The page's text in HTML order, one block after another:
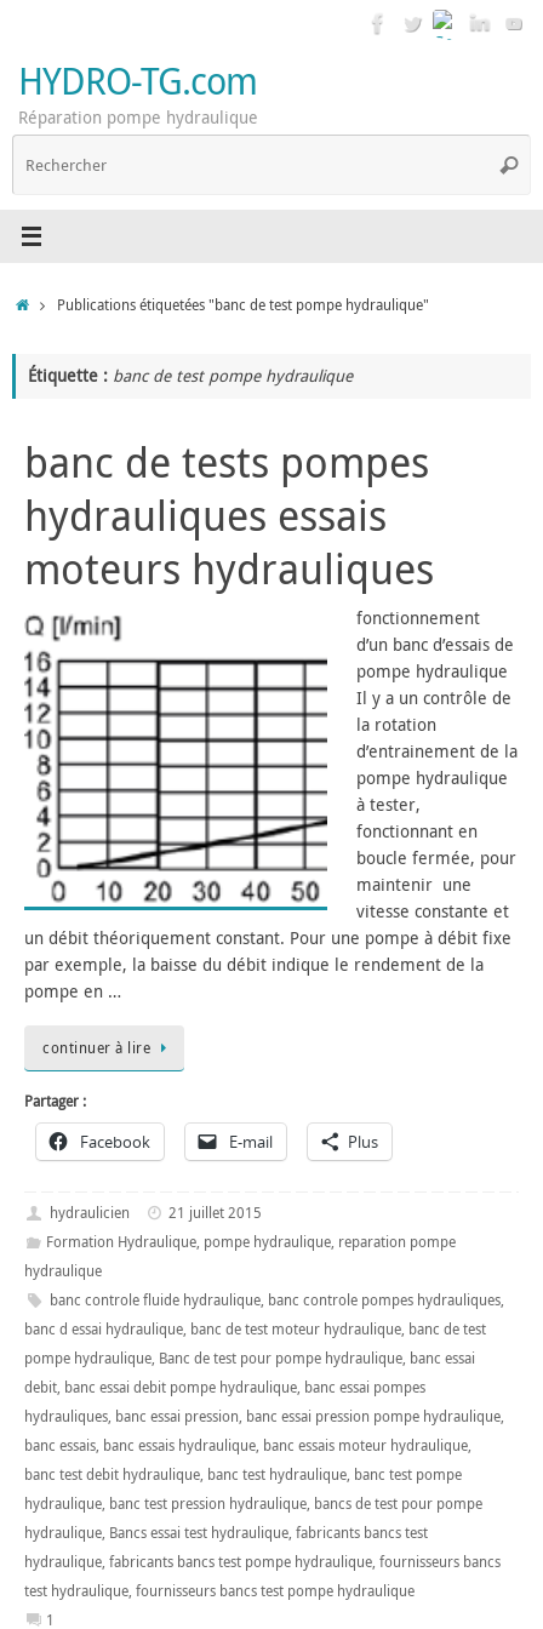
contenu
HYDRO-TG.com
Réparation pompe hydraulique
AccueilPublications étiquetées "banc de test pompe hydraulique"
Étiquette : banc de test pompe hydraulique
banc de tests pompes
hydrauliques essais
moteurs hydrauliques
fonctionnement
d’un banc d’essais de
pompe hydraulique
Il y a un contrôle de
la rotation
d’entrainement de la
pompe hydraulique
à tester,
fonctionnant en
boucle fermée, pour
maintenir une
vitesse constante et
un débit théoriquement constant. Pour une pompe à débit fixe
par exemple, la baisse du débit indique le rendement de la
pompe en …
continuer à lire
Partager :
Facebook E-mail Plus
hydraulicien
21 juillet 2015
Formation Hydraulique, pompe hydraulique, reparation pompe
hydraulique
banc controle fluide hydraulique, banc controle pompes hydrauliques,
banc d essai hydraulique, banc de test moteur hydraulique, banc de test
pompe hydraulique, Banc de test pour pompe hydraulique, banc essai
debit, banc essai debit pompe hydraulique, banc essai pompes
hydrauliques, banc essai pression, banc essai pression pompe hydraulique,
banc essais, banc essais hydraulique, banc essais moteur hydraulique,
banc test debit hydraulique, banc test hydraulique, banc test pompe
hydraulique, banc test pression hydraulique, bancs de test pour pompe
hydraulique, Bancs essai test hydraulique, fabricants bancs test
hydraulique, fabricants bancs test pompe hydraulique, fournisseurs bancs
test hydraulique, fournisseurs bancs test pompe hydraulique
1